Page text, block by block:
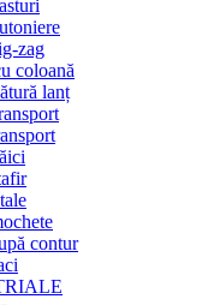
zag
coloană
lanț
contur